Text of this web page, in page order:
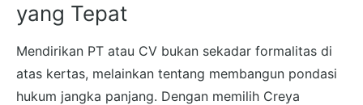
yang Tepat
Mendirikan PT atau CV bukan sekadar formalitas di
atas kertas, melainkan tentang membangun pondasi
hukum jangka panjang. Dengan memilih Creya